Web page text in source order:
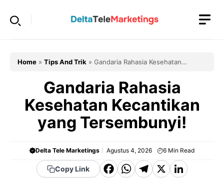
Home » Tips And Trik » Gandaria Rahasia Kesehatan
Gandaria Rahasia
Kesehatan Kecantikan
yang Tersembunyi!
Delta Tele Marketings Agustus 4, 2026 6 Min Read
Copy Link
F WT X Li